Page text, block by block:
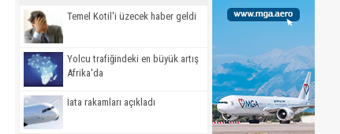
Temel Kotil'i üzecek haber geldi
Yolcu trafiğindeki en büyük artış
Afrika'da
Iata rakamları açıkladı